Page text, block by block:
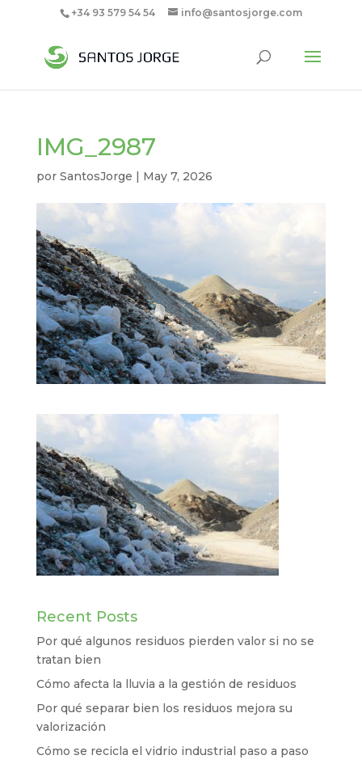
+34 93 579 54 54 info@santosjorge.com
IMG_2987
por SantosJorge | May 7, 2026
Recent Posts
Por qué algunos residuos pierden valor si no se
tratan bien
Cómo afecta la lluvia a la gestión de residuos
Por qué separar bien los residuos mejora su
valorización
Cómo se recicla el vidrio industrial paso a paso